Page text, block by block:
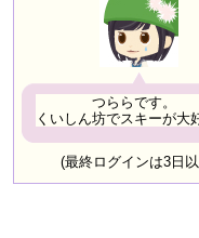
つららで
くいしん坊でスキーが大
(最終ログインは3日